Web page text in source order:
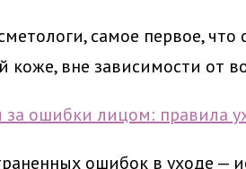
самое первое,
вне зависимости от
ошибок в уходе —